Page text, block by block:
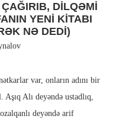
DILQƏMI
YENI KITABI
NƏ DEDI)
var, onların adını bir
Alı deyəndə ustadlıq,
deyəndə arif